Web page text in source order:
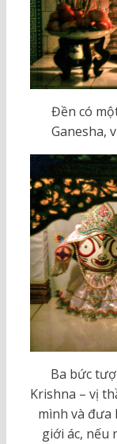
Đền có
Ganesha,
Ba bức
Krishna – vị
mình và đưa
giới ác, nếu